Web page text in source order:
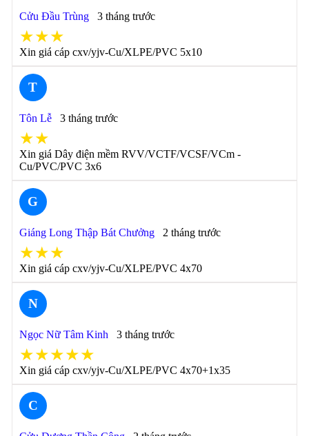
Cửu Đầu Trùng 3 tháng trước
★★★
Xin giá cáp cxv/yjv-Cu/XLPE/PVC 5x10
T
Tôn Lễ 3 tháng trước
★★
Xin giá Dây điện mềm RVV/VCTF/VCSF/VCm -
Cu/PVC/PVC 3x6
G
Giáng Long Thập Bát Chưởng 2 tháng trước
★★★
Xin giá cáp cxv/yjv-Cu/XLPE/PVC 4x70
N
Ngọc Nữ Tâm Kinh 3 tháng trước
★★★★★
Xin giá cáp cxv/yjv-Cu/XLPE/PVC 4x70+1x35
C